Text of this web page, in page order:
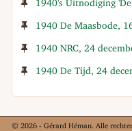
1940's Uitnodiging
1940 De Maasbode,
1940 NRC, 24
1940 De Tijd, 24
© 2026 - Gérard Héman. Alle